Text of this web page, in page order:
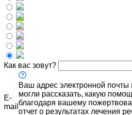
Как вас зовут?
E-
mail
Ваш адрес электронной
могли рассказать, какую
благодаря вашему
отчет о результатах лечения